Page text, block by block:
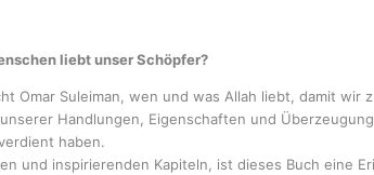
liebt unser Schöpfer?
Omar Suleiman, wen und was Allah liebt, damit
Handlungen, Eigenschaften und
haben.
und inspirierenden Kapiteln, ist dieses Buch eine